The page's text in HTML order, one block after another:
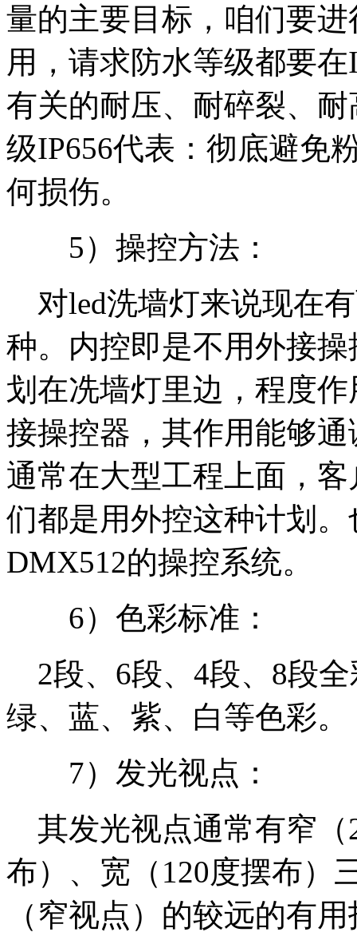
量的主要目标，咱们要
用，请求防水等级都要
有关的耐压、耐碎裂、
级IP656代表：彻底避免
何损伤。
5）操控方法：
对led洗墙灯来说现在
种。内控即是不用外接
划在冼墙灯里边，程度
接操控器，其作用能够
通常在大型工程上面，
们都是用外控这种计划
DMX512的操控系统。
6）色彩标准：
2段、6段、4段、8段
绿、蓝、紫、白等色彩。
7）发光视点：
其发光视点通常有窄（
布）、宽（120度摆布）
（窄视点）的较远的有